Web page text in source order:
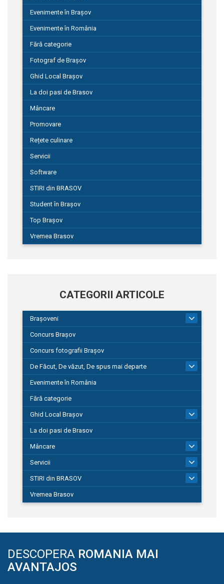
Evenimente în Brașov
Evenimente în România
Fără categorie
Fotograf de Brașov
Ghid Local Brașov
La doi pasi de Brasov
Mâncare
Promovare
Rețete culinare
Servicii
Software
STIRI din BRASOV
Student în Brașov
Top Brașov
Vremea Brasov
CATEGORII ARTICOLE
Brașoveni
Concurs Brașov
Concurs fotografii Brașov
De Făcut, De văzut, De spus mai departe
149
Evenimente în România
Fără categorie
Ghid Local Brașov
La doi pasi de Brasov
Mâncare
Servicii
STIRI din BRASOV
Vremea Brasov
DESCOPERA ROMANIA MAI
AVANTAJOS